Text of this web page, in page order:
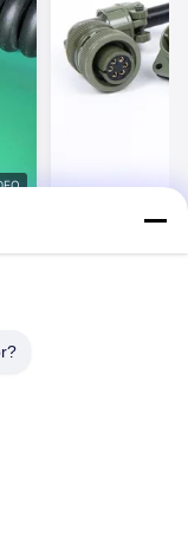
터
IP68 방수